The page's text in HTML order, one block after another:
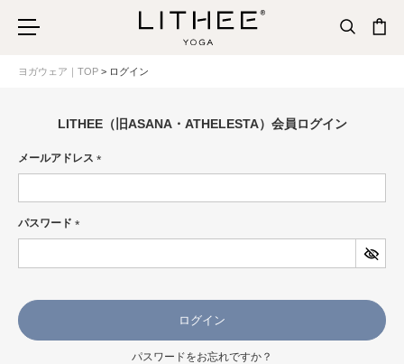
ヨガウェア｜TOP ログイン
LITHEE（旧ASANA・ATHELESTA）会員ログイン
メールアドレス
(必
パスワード
(必
ログイン
パスワードをお忘れですか？